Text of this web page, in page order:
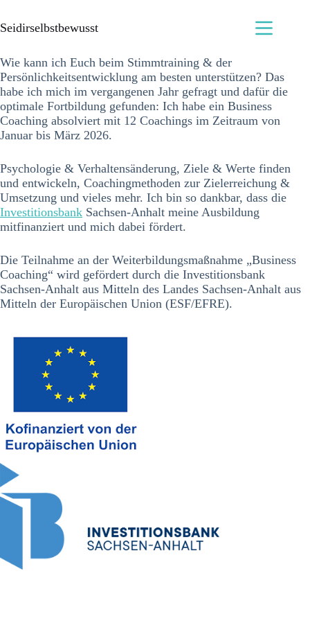
Seidirselbstbewusst
Wie kann ich Euch beim Stimmtraining & der
Persönlichkeitsentwicklung am besten unterstützen? Das
habe ich mich im vergangenen Jahr gefragt und dafür die
optimale Fortbildung gefunden: Ich habe ein Business
Coaching absolviert mit 12 Coachings im Zeitraum von
Januar bis März 2026.
Psychologie & Verhaltensänderung, Ziele & Werte finden
und entwickeln, Coachingmethoden zur Zielerreichung &
Umsetzung und vieles mehr. Ich bin so dankbar, dass die
Investitionsbank Sachsen-Anhalt meine Ausbildung
mitfinanziert und mich dabei fördert.
Die Teilnahme an der Weiterbildungsmaßnahme „Business
Coaching“ wird gefördert durch die Investitionsbank
Sachsen-Anhalt aus Mitteln des Landes Sachsen-Anhalt aus
Mitteln der Europäischen Union (ESF/EFRE).